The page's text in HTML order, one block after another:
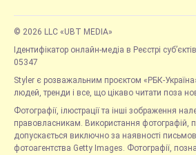
© 2026 LLC «UBT MEDIA»
Ідентифікатор онлайн-медіа в Реєстрі
05347
Styler є розважальним проєктом «РБК-
людей, тренди і все, що цікаво читати поза
Фотографії, ілюстрації та інші зображення
правовласникам. Використання фотографій,
допускається виключно за наявності
фотоагентства Getty Images. Фотографії,